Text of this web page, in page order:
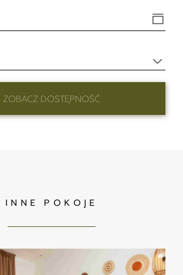
ZOBACZ DOSTĘPNOŚĆ
INNE POKOJE